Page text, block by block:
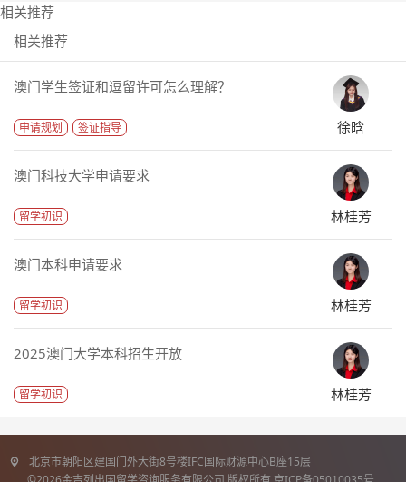
相关推荐
相关推荐
澳门学生签证和逗留许可怎么理解？
申请规划 签证指导 徐晗
澳门科技大学申请要求
留学初识 林桂芳
澳门本科申请要求
留学初识 林桂芳
2025澳门大学本科招生开放
留学初识 林桂芳
北京市朝阳区建国门外大街8号楼IFC国际财源中心B座15层